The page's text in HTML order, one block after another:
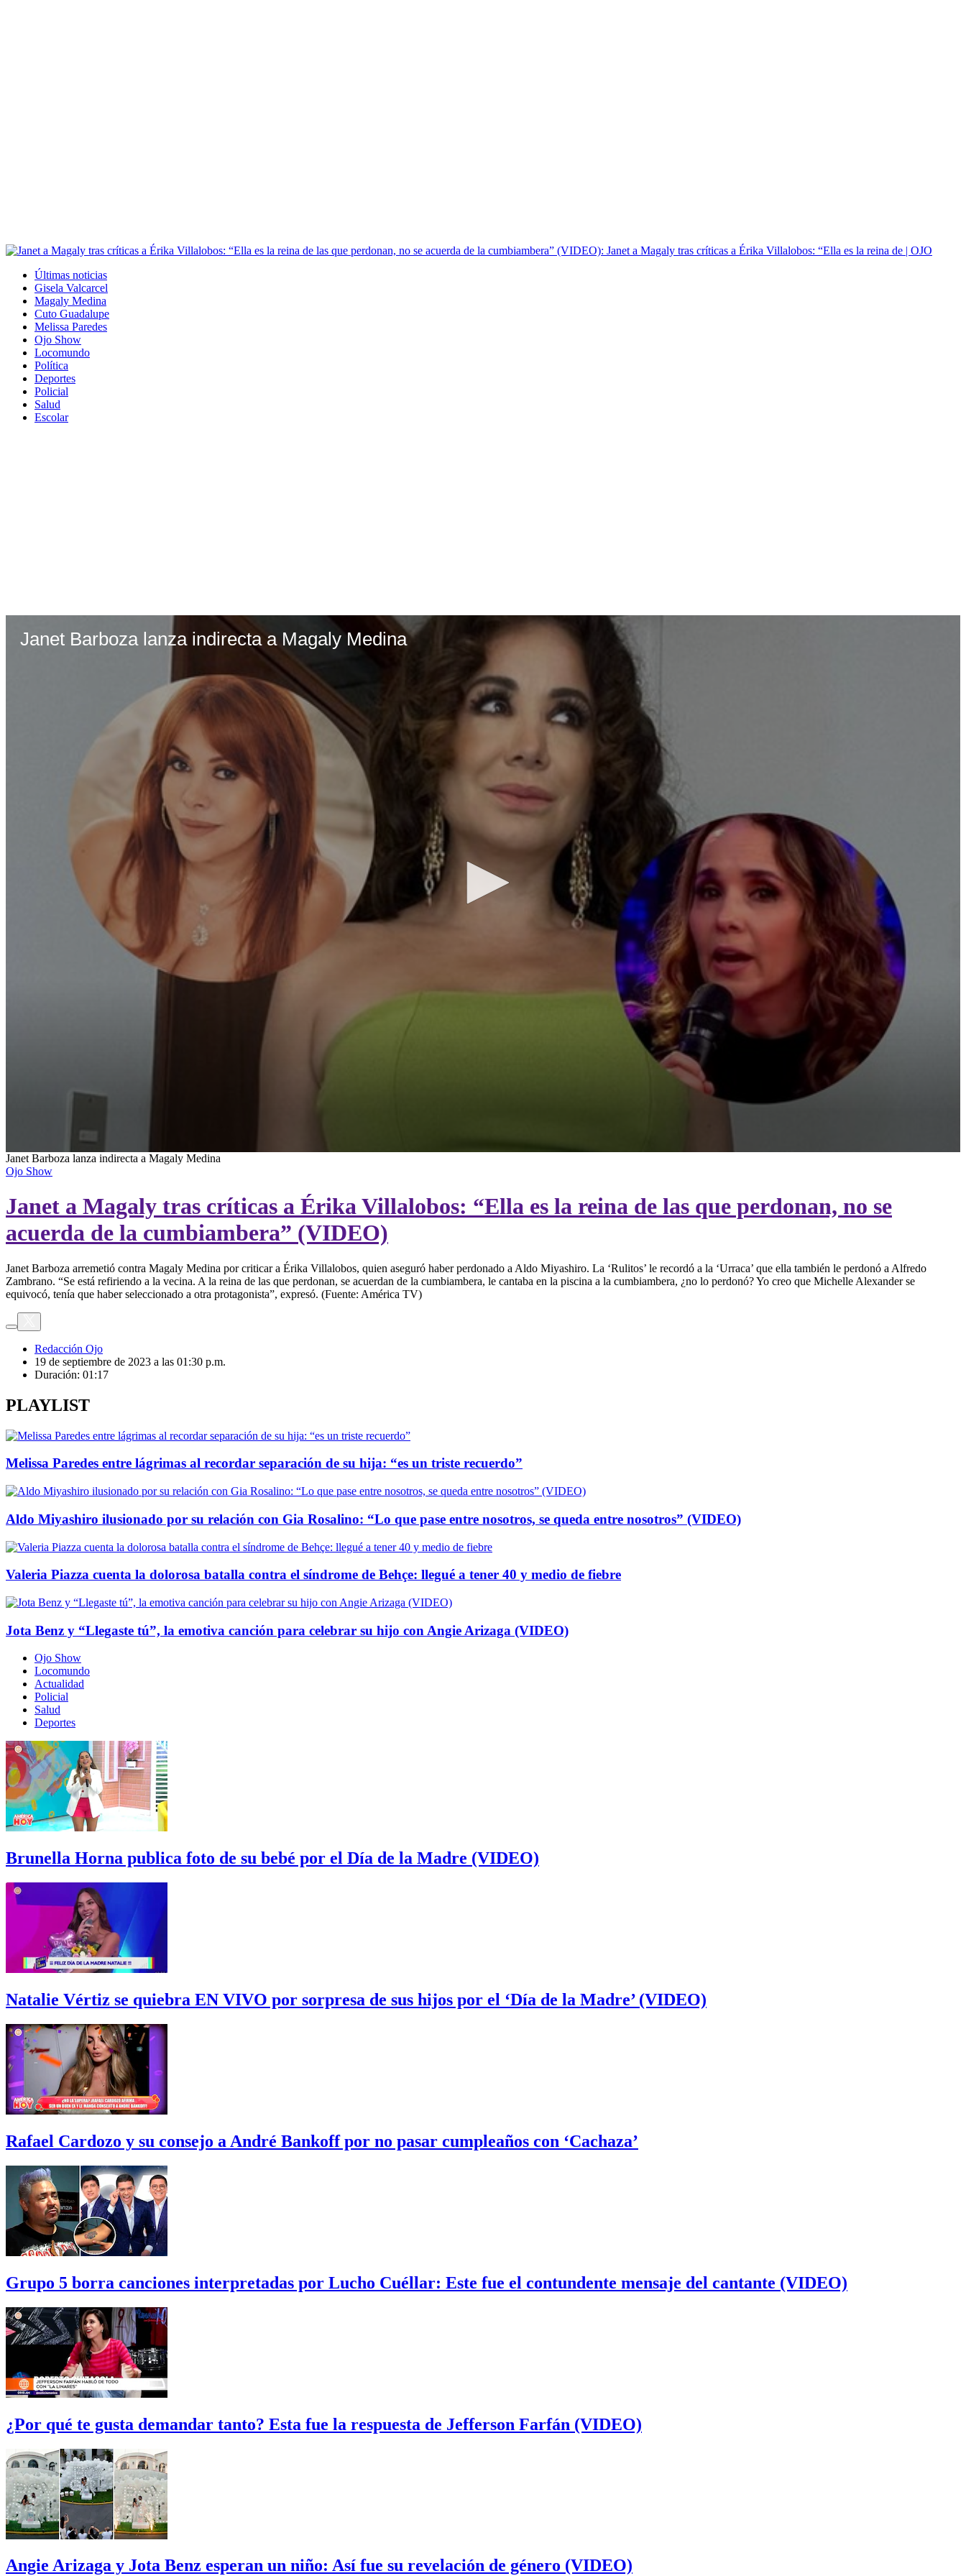
Últimas noticias
Gisela Valcarcel
Magaly Medina
Cuto Guadalupe
Melissa Paredes
Ojo Show
Locomundo
Política
Deportes
Policial
Salud
Escolar
Janet Barboza lanza indirecta a Magaly Medina
0
seconds
of
minute,
17
Volume
90%
Janet Barboza lanza indirecta a Magaly Medina
Ojo Show
Janet a Magaly tras críticas a Érika Villalobos: “Ella es la reina de las que perdonan, no se
acuerda de la cumbiambera” (VIDEO)
Janet Barboza arremetió contra Magaly Medina por criticar a Érika Villalobos, quien aseguró haber perdonado a Aldo Miyashiro. La ‘Rulitos’ le recordó a la ‘Urraca’ que ella también le perdonó a Alfredo
Zambrano. “Se está refiriendo a la vecina. A la reina de las que perdonan, se acuerdan de la cumbiambera, le cantaba en la piscina a la cumbiambera, ¿no lo perdonó? Yo creo que Michelle Alexander se
equivocó, tenía que haber seleccionado a otra protagonista”, expresó. (Fuente: América TV)
Redacción Ojo
19 de septiembre de 2023 a las 01:30 p.m.
Duración: 01:17
PLAYLIST
Melissa Paredes entre lágrimas al recordar separación de su hija: “es un triste recuerdo”
Aldo Miyashiro ilusionado por su relación con Gia Rosalino: “Lo que pase entre nosotros, se queda entre nosotros” (VIDEO)
Valeria Piazza cuenta la dolorosa batalla contra el síndrome de Behçe: llegué a tener 40 y medio de fiebre
Jota Benz y “Llegaste tú”, la emotiva canción para celebrar su hijo con Angie Arizaga (VIDEO)
Ojo Show
Locomundo
Actualidad
Policial
Salud
Deportes
Brunella Horna publica foto de su bebé por el Día de la Madre (VIDEO)
Natalie Vértiz se quiebra EN VIVO por sorpresa de sus hijos por el ‘Día de la Madre’ (VIDEO)
Rafael Cardozo y su consejo a André Bankoff por no pasar cumpleaños con ‘Cachaza’
Grupo 5 borra canciones interpretadas por Lucho Cuéllar: Este fue el contundente mensaje del cantante (VIDEO)
¿Por qué te gusta demandar tanto? Esta fue la respuesta de Jefferson Farfán (VIDEO)
Angie Arizaga y Jota Benz esperan un niño: Así fue su revelación de género (VIDEO)